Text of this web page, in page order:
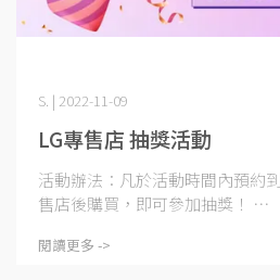
LG專售店 抽獎活動
S. | 2022-11-09
活動辦法：凡於活動時間內預約
售店後購買，即可參加抽獎！ ⋯
閱讀更多 ->